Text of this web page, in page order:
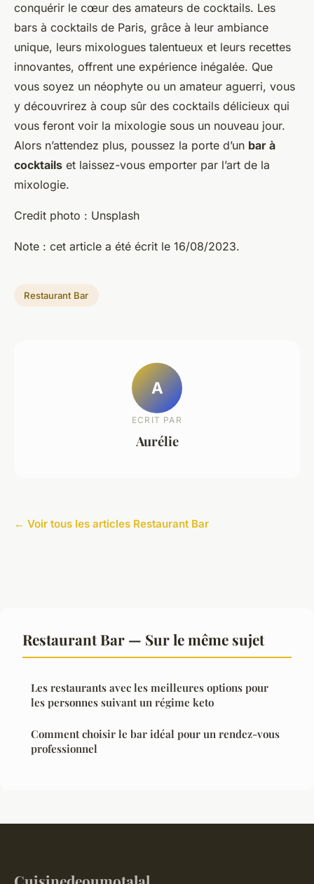
conquérir le cœur des amateurs de cocktails. Les
bars à cocktails de Paris, grâce à leur ambiance
unique, leurs mixologues talentueux et leurs recettes
innovantes, offrent une expérience inégalée. Que
vous soyez un néophyte ou un amateur aguerri, vous
y découvrirez à coup sûr des cocktails délicieux qui
vous feront voir la mixologie sous un nouveau jour.
Alors n’attendez plus, poussez la porte d’un bar à
cocktails et laissez-vous emporter par l’art de la
mixologie.
Credit photo : Unsplash
Note : cet article a été écrit le 16/08/2023.
Restaurant Bar
A
ECRIT PAR
Aurélie
← Voir tous les articles Restaurant Bar
Restaurant Bar — Sur le même sujet
Les restaurants avec les meilleures options pour
les personnes suivant un régime keto
Comment choisir le bar idéal pour un rendez-vous
professionnel